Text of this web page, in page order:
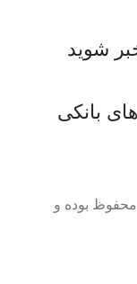
شوید
بانکی
بوده و